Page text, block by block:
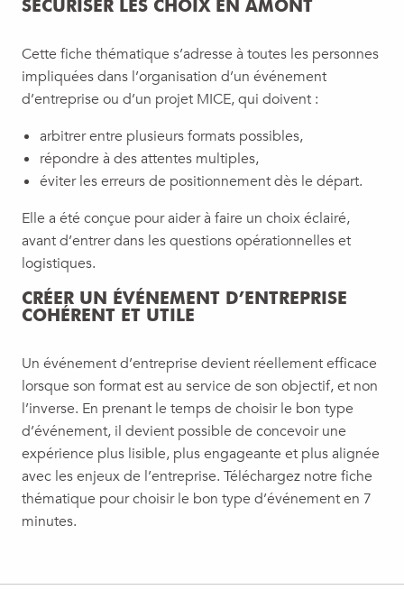
SÉCURISER LES CHOIX EN AMONT
Cette fiche thématique s’adresse à toutes les personnes
impliquées dans l’organisation d’un événement
d’entreprise ou d’un projet MICE, qui doivent :
arbitrer entre plusieurs formats possibles,
répondre à des attentes multiples,
éviter les erreurs de positionnement dès le départ.
Elle a été conçue pour aider à faire un choix éclairé,
avant d’entrer dans les questions opérationnelles et
logistiques.
CRÉER UN ÉVÉNEMENT D’ENTREPRISE
COHÉRENT ET UTILE
Un événement d’entreprise devient réellement efficace
lorsque son format est au service de son objectif, et non
l’inverse. En prenant le temps de choisir le bon type
d’événement, il devient possible de concevoir une
expérience plus lisible, plus engageante et plus alignée
avec les enjeux de l’entreprise. Téléchargez notre fiche
thématique pour choisir le bon type d’événement en 7
minutes.